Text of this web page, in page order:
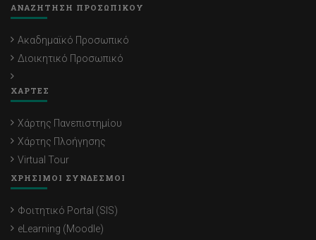
ΑΝΑΖΗΤΗΣΗ ΠΡΟΣΩΠΙΚΟΥ
Ακαδημαϊκό Προσωπικό
Διοικητικό Προσωπικό
ΧΑΡΤΕΣ
Χάρτης Πανεπιστημίου
Χάρτης Πλοήγησης
Virtual Tour
ΧΡΗΣΙΜΟΙ ΣΥΝΔΕΣΜΟΙ
Φοιτητικό Portal (SIS)
eLearning (Moodle)